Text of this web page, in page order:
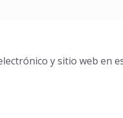
y sitio web en